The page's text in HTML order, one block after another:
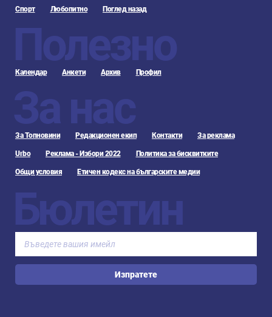
Спорт Любопитно Поглед назад
Полезно
Календар Анкети Архив Профил
За нас
За Топновини Редакционен екип Контакти За реклама
Urbo Реклама - Избори 2022 Политика за бисквитките
Общи условия Етичен кодекс на българските медии
Бюлетин
Изпратете